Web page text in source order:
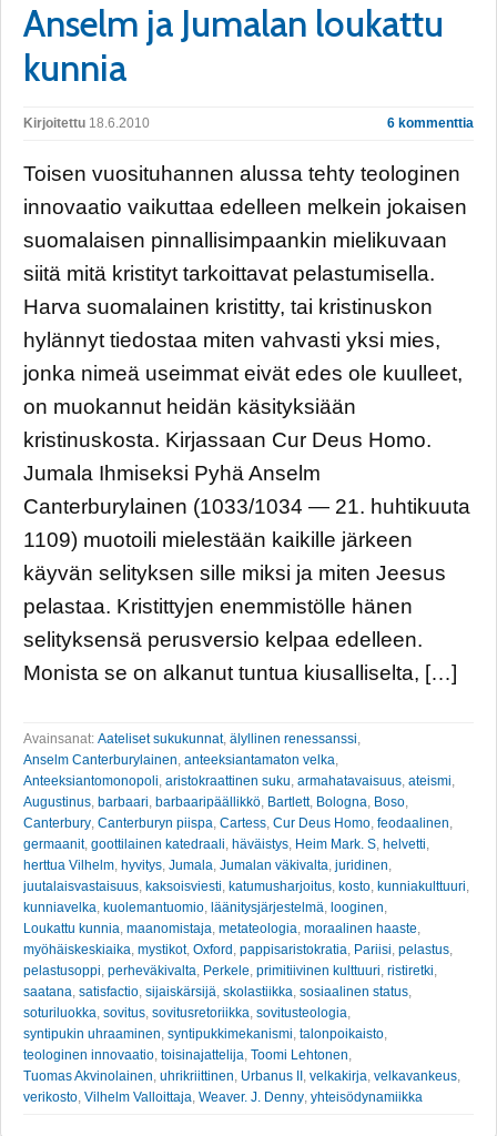
Anselm ja Jumalan loukattu
kunnia
Kirjoitettu 18.6.2010 6 kommenttia
Toisen vuosituhannen alussa tehty teologinen
innovaatio vaikuttaa edelleen melkein jokaisen
suomalaisen pinnallisimpaankin mielikuvaan
siitä mitä kristityt tarkoittavat pelastumisella.
Harva suomalainen kristitty, tai kristinuskon
hylännyt tiedostaa miten vahvasti yksi mies,
jonka nimeä useimmat eivät edes ole kuulleet,
on muokannut heidän käsityksiään
kristinuskosta. Kirjassaan Cur Deus Homo.
Jumala Ihmiseksi Pyhä Anselm
Canterburylainen (1033/1034 — 21. huhtikuuta
1109) muotoili mielestään kaikille järkeen
käyvän selityksen sille miksi ja miten Jeesus
pelastaa. Kristittyjen enemmistölle hänen
selityksensä perusversio kelpaa edelleen.
Monista se on alkanut tuntua kiusalliselta, […]
Avainsanat: Aateliset sukukunnat, älyllinen renessanssi
Anselm Canterburylainen anteeksiantamaton velka
Anteeksiantomonopoli aristokraattinen suku armahatavaisuus ateismi
Augustinus barbaari barbaaripäällikkö Bartlett, Bologna Boso
Canterbury Canterburyn piispa Cartess Cur Deus Homo feodaalinen
germaanit, goottilainen katedraali häväistys Heim Mark. S helvetti
herttua Vilhelm hyvitys Jumala Jumalan väkivalta juridinen
juutalaisvastaisuus kaksoisviesti katumusharjoitus kosto kunniakulttuuri
kunniavelka kuolemantuomio läänitysjärjestelmä looginen
Loukattu kunnia maanomistaja metateologia moraalinen haaste
myöhäiskeskiaika mystikot, Oxford pappisaristokratia Pariisi pelastus
pelastusoppi perheväkivalta Perkele primitiivinen kulttuuri ristiretki
saatana satisfactio sijaiskärsijä skolastiikka sosiaalinen status
soturiluokka sovitus sovitusretoriikka sovitusteologia
syntipukin uhraaminen syntipukkimekanismi talonpoikaisto
teologinen innovaatio toisinajattelija Toomi Lehtonen
Tuomas Akvinolainen uhrikriittinen Urbanus II velkakirja velkavankeus
verikosto Vilhelm Valloittaja Weaver. J. Denny yhteisödynamiikka